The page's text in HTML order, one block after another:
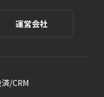
運営会社
/CRM